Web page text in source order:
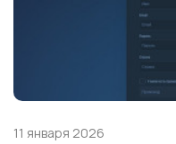
11 января 2026